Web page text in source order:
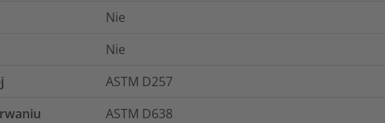
Nie
Nie
ASTM D257
ASTM D638